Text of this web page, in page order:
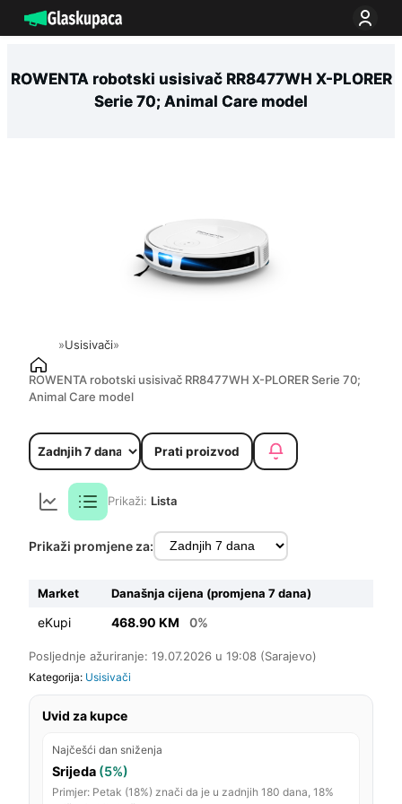
na
ROWENTA robotski usisivač RR8477WH X-PLORER
Serie 70; Animal Care model
»Usisivači»
ROWENTA robotski usisivač RR8477WH X-PLORER Serie 70;
Animal Care model
Prati proizvod
Prikaži: Lista
Prikaži promjene za:
Market Današnja cijena (promjena 7 dana)
eKupi 468.90 KM 0%
Posljednje ažuriranje: 19.07.2026 u 19:08 (Sarajevo)
Kategorija: Usisivači
Uvid za kupce
Najčešći dan sniženja
Srijeda (5%)
Primjer: Petak (18%) znači da je u zadnjih 180 dana, 18%